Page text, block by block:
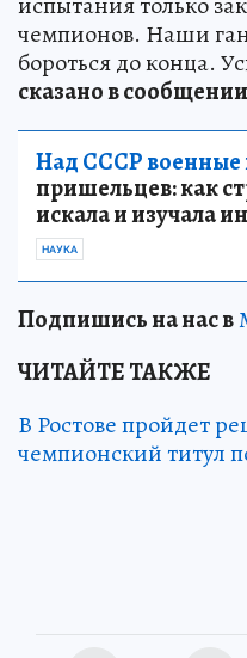
чемпионов. Наши
бороться до конца.
сказано в
Над СССР военные
пришельцев: как
искала и изучала
НАУКА
Подпишись на нас в
ЧИТАЙТЕ ТАКЖЕ
В Ростове пройдет
чемпионский титул